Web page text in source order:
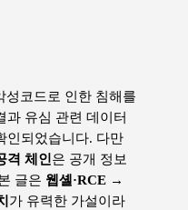
성코드로 인한 침해를
과 유심 관련 데이터
인되었습니다. 다만
격 체인은 공개 정보
글은 웹셸·RCE →
가 유력한 가설이라